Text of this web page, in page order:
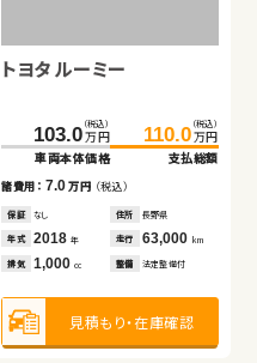
トヨタ ルーミー
103.0 （税込）
万円
車両本体価格
110.0 （税込）
万円
支払総額
諸費用： 7.0万円 （税込）
保証 なし 住所 長野県
年式 2018年 走行 63,000 km
排気 1,000cc 整備 法定整備付
見積もり・在庫確認
車両本体価格
支払総額
諸費用：10.0 万円（税込）
2009 年 117,100km
660cc 法定整備付
見積もり・在庫確認
車両本体価格
支払総額
諸費用：8.0万円 （税込）
2016 年 56,000km
660cc 法定整備付
見積もり・在庫確認